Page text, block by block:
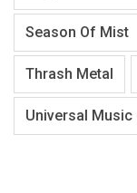
Season Of Mist
Thrash Metal
Universal Music